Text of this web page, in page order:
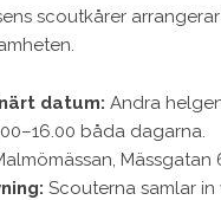
scoutkårer
datum: Andra
båda dagarna.
Mässgatan
Scouterna samlar